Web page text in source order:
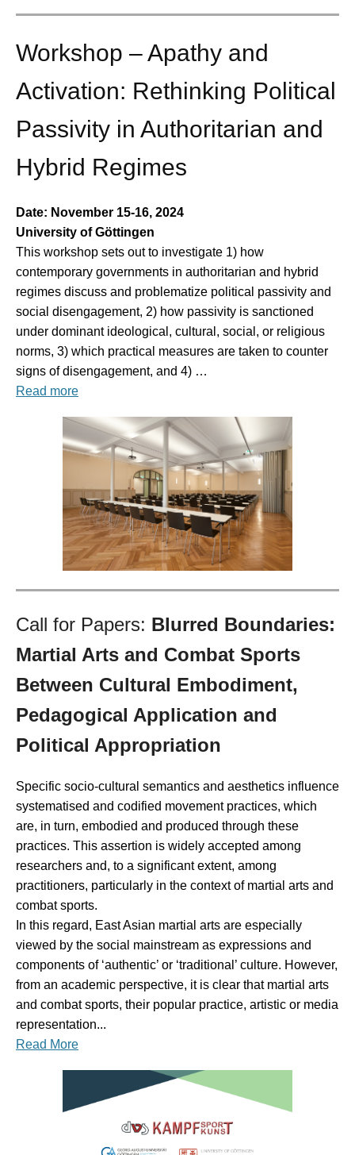
Workshop – Apathy and
Activation: Rethinking Political
Passivity in Authoritarian and
Hybrid Regimes
Date: November 15-16, 2024
University of Göttingen
This workshop sets out to investigate 1) how
contemporary governments in authoritarian and hybrid
regimes discuss and problematize political passivity and
social disengagement, 2) how passivity is sanctioned
under dominant ideological, cultural, social, or religious
norms, 3) which practical measures are taken to counter
signs of disengagement, and 4) …
Read more
Call for Papers: Blurred Boundaries:
Martial Arts and Combat Sports
Between Cultural Embodiment,
Pedagogical Application and
Political Appropriation
Specific socio-cultural semantics and aesthetics influence
systematised and codified movement practices, which
are, in turn, embodied and produced through these
practices. This assertion is widely accepted among
researchers and, to a significant extent, among
practitioners, particularly in the context of martial arts and
combat sports.
In this regard, East Asian martial arts are especially
viewed by the social mainstream as expressions and
components of ‘authentic’ or ‘traditional’ culture. However,
from an academic perspective, it is clear that martial arts
and combat sports, their popular practice, artistic or media
representation...
Read More